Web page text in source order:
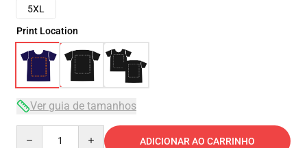
5XL
Print Location
Ver guia de tamanhos
ADICIONAR AO CARRINHO